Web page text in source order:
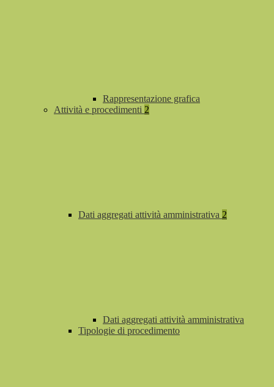
Rappresentazione grafica
Attività e procedimenti 2
Dati aggregati attività amministrativa 2
Dati aggregati attività amministrativa
Tipologie di procedimento